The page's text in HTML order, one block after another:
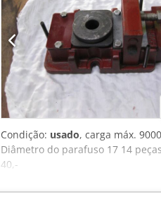
Condição: usado, carga máx.
Diâmetro do parafuso 17 14
40,-